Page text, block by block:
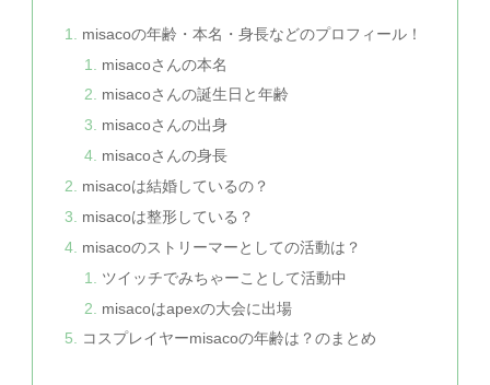
misacoの年齢・本名・身長などのプロフィール！
misacoさんの本名
misacoさんの誕生日と年齢
misacoさんの出身
misacoさんの身長
misacoは結婚しているの？
misacoは整形している？
misacoのストリーマーとしての活動は？
ツイッチでみちゃーことして活動中
misacoはapexの大会に出場
コスプレイヤーmisacoの年齢は？のまとめ